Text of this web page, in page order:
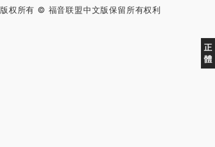
正
體
版权所有 © 福音联盟中文版保留所有权利